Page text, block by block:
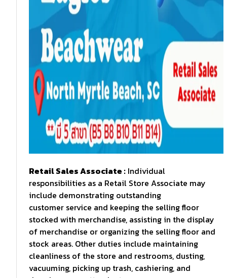
Retail Sales Associate : Individual
responsibilities as a Retail Store Associate may
include demonstrating outstanding
customer service and keeping the selling floor
stocked with merchandise, assisting in the display
of merchandise or organizing the selling floor and
stock areas. Other duties include maintaining
cleanliness of the store and restrooms, dusting,
vacuuming, picking up trash, cashiering, and